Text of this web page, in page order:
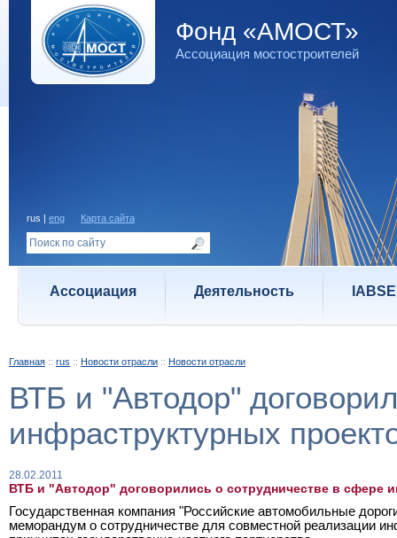
Фонд «АМОСТ»
Ассоциация мостостроителей
rus | eng Карта сайта
Ассоциация Деятельность IABSE
Главная :: rus :: Новости отрасли :: Новости отрасли
ВТБ и "Автодор"
инфраструктурных
28.02.2011
ВТБ и "Автодор" договорились о сотрудничестве в сфере
Государственная компания "Российские автомобильные
меморандум о сотрудничестве для совместной реализации